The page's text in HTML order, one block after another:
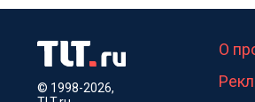
© 1998-2026,
О